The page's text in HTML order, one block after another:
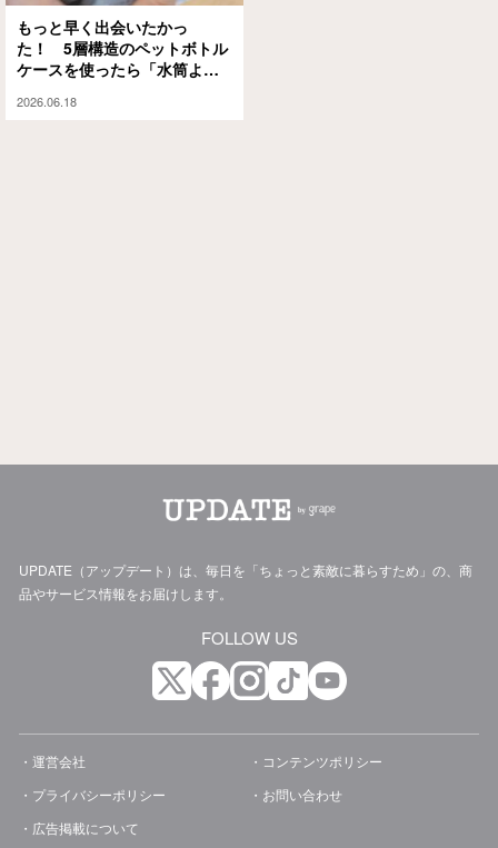
もっと早く出会いたかっ
た！ 5層構造のペットボトル
ケースを使ったら「水筒より
しまえる」
2026.06.18
UPDATE（アップデート）は、毎日を「ちょっと素敵に暮らすため」の、商
品やサービス情報をお届けします。
FOLLOW US
運営会社
コンテンツポリシー
プライバシーポリシー
お問い合わせ
広告掲載について